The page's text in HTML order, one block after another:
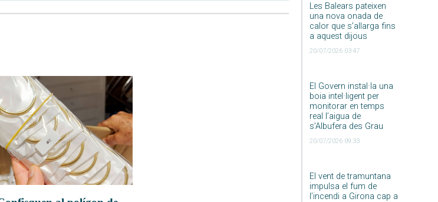
Les Balears pateixen
una nova onada de
calor que s’allarga fins
a aquest dijous
20/07/2026 03:47
El Govern instal·la una
boia intel·ligent per
monitorar en temps
real l’aigua de
s’Albufera des Grau
20/07/2026 09:33
El vent de tramuntana
impulsa el fum de
l’incendi a Girona cap a